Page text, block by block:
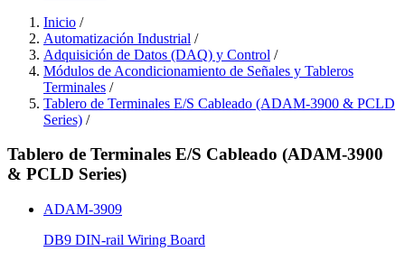
Inicio /
Automatización Industrial /
Adquisición de Datos (DAQ) y Control /
Módulos de Acondicionamiento de Señales y Tableros
Terminales /
Tablero de Terminales E/S Cableado (ADAM-3900 & PCLD
Series) /
Tablero de Terminales E/S Cableado (ADAM-3900
& PCLD Series)
ADAM-3909
DB9 DIN-rail Wiring Board